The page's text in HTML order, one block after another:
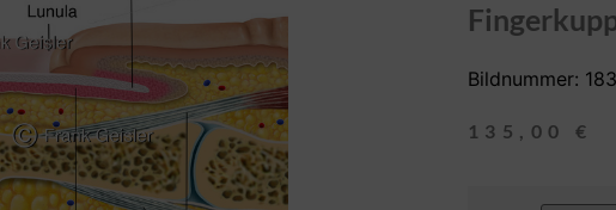
Bildnummer:
135,00 €